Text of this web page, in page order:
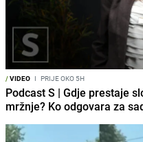
/VIDEO I PRIJE OKO 5H
Podcast S | Gdje prestaje
mržnje? Ko odgovara za